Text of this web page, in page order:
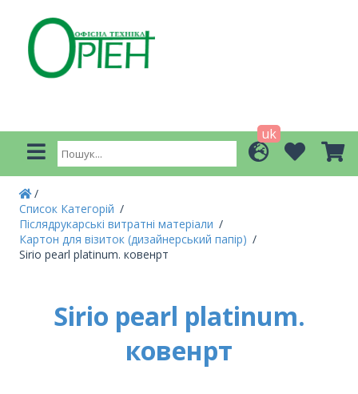
uk
Список Категорій
Післядрукарські витратні матеріали
Картон для візиток (дизайнерський папір)
Sirio pearl platinum. ковенрт
Sirio pearl platinum.
ковенрт